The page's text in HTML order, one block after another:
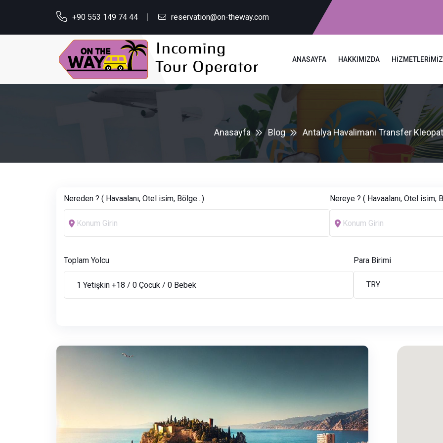
+90 553 149 74 44 reservation@on-theway.com
ANASAYFA HAKKIMIZDA HIZMETLERIMIZ
Anasayfa Blog Antalya Havalimanı Transfer
Nereden ? ( Havaalanı, Otel isim, Bölge...) Nereye ? ( Havaalanı, Otel isim,
Toplam Yolcu Para Birimi